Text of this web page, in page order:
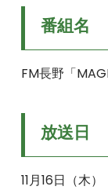
番組名
FM長野「
放送日
11月16日（木）